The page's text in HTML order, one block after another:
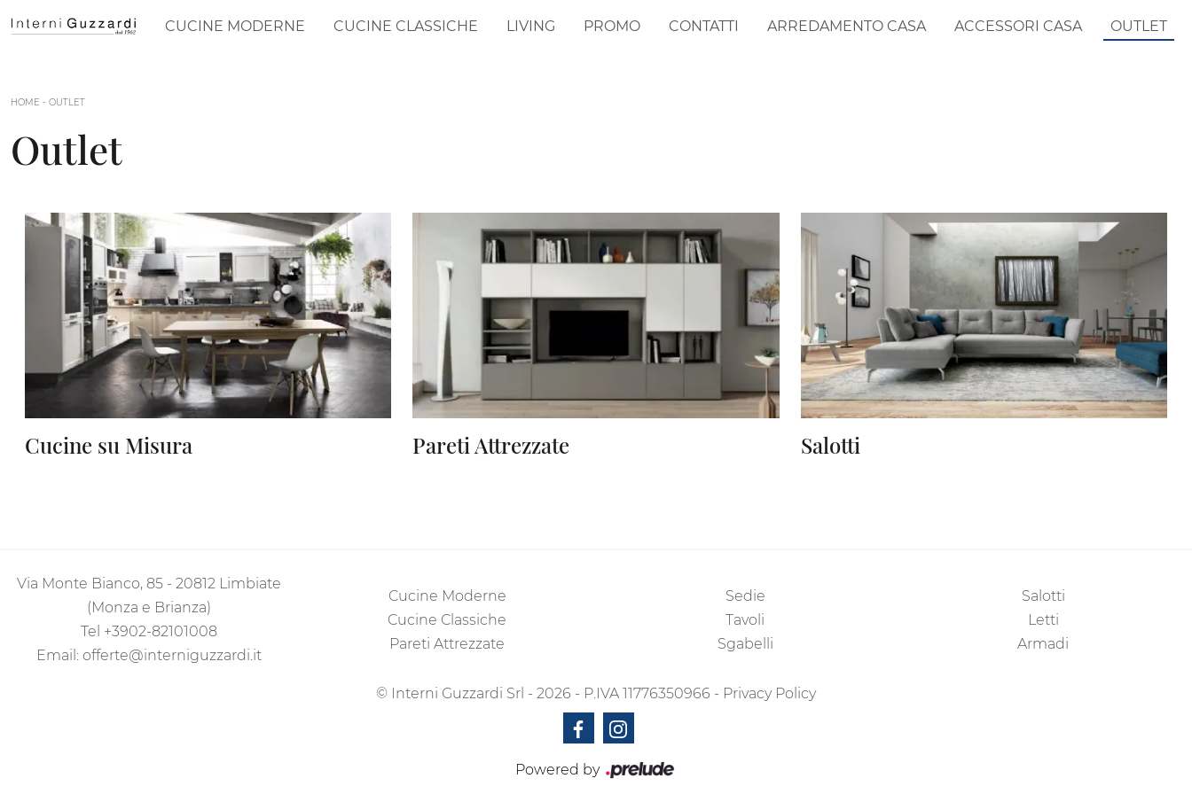
CUCINE MODERNE CUCINE CLASSICHE LIVING PROMO CONTATTI ARREDAMENTO CASA ACCESSORI CASA OUTLET
HOME - OUTLET
Outlet
Cucine su Misura Pareti Attrezzate Salotti
Via Monte Bianco, 85 - 20812 Limbiate
(Monza e Brianza)
Tel +3902-82101008
Email: offerte@interniguzzardi.it
Cucine Moderne
Cucine Classiche
Pareti Attrezzate
Sedie
Tavoli
Sgabelli
Salotti
Letti
Armadi
© Interni Guzzardi Srl - 2026 - P.IVA 11776350966 - Privacy Policy
Powered by